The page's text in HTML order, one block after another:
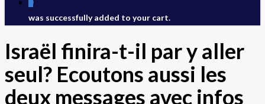
was successfully added to your cart.
Israël finira-t-il par y aller
seul? Ecoutons aussi les
deux messages avec infos